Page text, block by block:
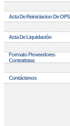
Acta De Reiniciacion De OPS
Acta De Liquidación
Formato Proveedores
Contratistas
Contáctenos